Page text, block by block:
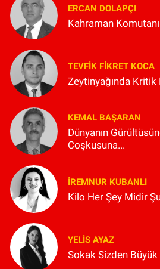
ERCAN DOLAPÇI
Kahraman
TEVFIK FIKRET KOCA
Zeytinyağında Kritik
KEMAL BAŞARAN
Dünyanın
Coşkusuna...
İREMNUR KUBANLI
Kilo Her Şey Midir
YELIS AYAZ
Sokak Sizden Büyük